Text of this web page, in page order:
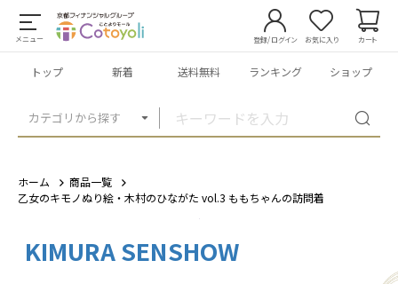
メニュー
カテゴリから探す
登録/ログイン お気に入り カート
トップ 新着 送料無料 ランキング ショップ
ホーム
商品一覧
乙女のキモノぬり絵・木村のひながた vol.3 ももちゃんの訪問着
KIMURA SENSHOW